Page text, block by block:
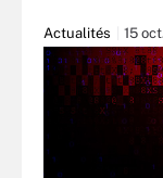
Actualités 15